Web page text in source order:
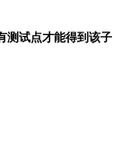
测试点才能得到该子